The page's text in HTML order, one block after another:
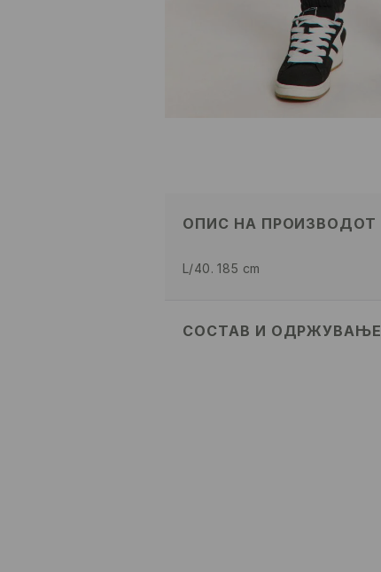
ОПИС НА ПРОИЗВОДОТ
L/40. 185 cm
СОСТАВ И ОДРЖУВАЊЕ